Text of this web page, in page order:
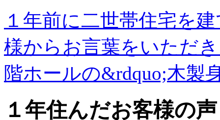
１年前に二世帯住宅を
様からお言葉をいただ
階ホールの&rdquo;木製
１年住んだお客様の声